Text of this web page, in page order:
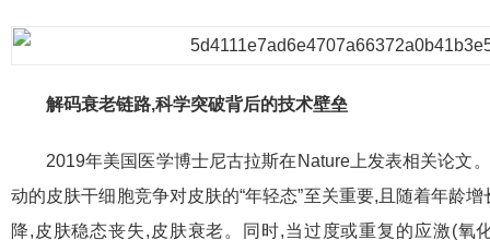
解码衰老链路,科学突破背后的技术壁垒
2019年美国医学博士尼古拉斯在Nature上发表相关论文
动的皮肤干细胞竞争对皮肤的“年轻态”至关重要,且随着年龄
降,皮肤稳态丧失,皮肤衰老。同时,当过度或重复的应激(氧